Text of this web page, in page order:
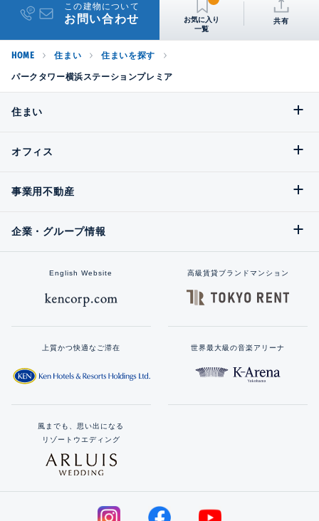
この建物について
お問い合わせ 共有
HOME 住まい 住まいを探す
パークタワー横浜ステーションプレミア
住まい
オフィス
事業用不動産
企業・グループ情報
English Website 高級賃貸ブランドマンション
上質かつ快適なご滞在 世界最大級の音楽アリーナ
風までも、思い出になる
リゾートウエディング